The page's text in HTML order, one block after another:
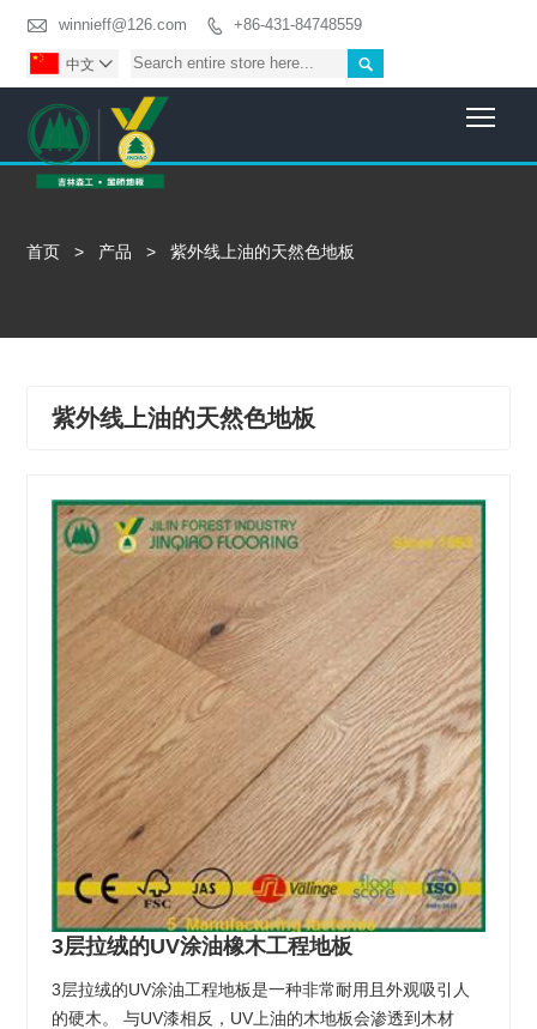
 winnieff@126.com  +86-431-84748559

中文 
首页 > 产品 > 紫外线上油的天然色地板
紫外线上油的天然色地板
3层拉绒的UV涂油橡木工程地板
3层拉绒的UV涂油工程地板是一种非常耐用且外观吸引人
的硬木。 与UV漆相反，UV上油的木地板会渗透到木材